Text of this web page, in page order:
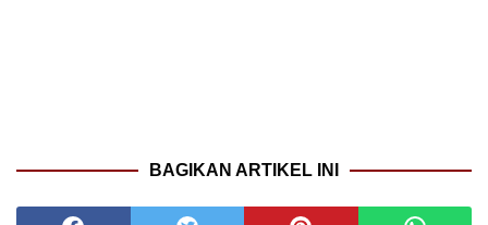
BAGIKAN ARTIKEL INI